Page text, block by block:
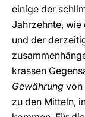
einige der
Jahrzehnte, wie
und der
krassen
Gewährung von
zu den Mitteln,